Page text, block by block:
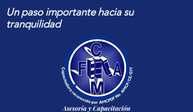
Un paso importante hacia su
tranquilidad